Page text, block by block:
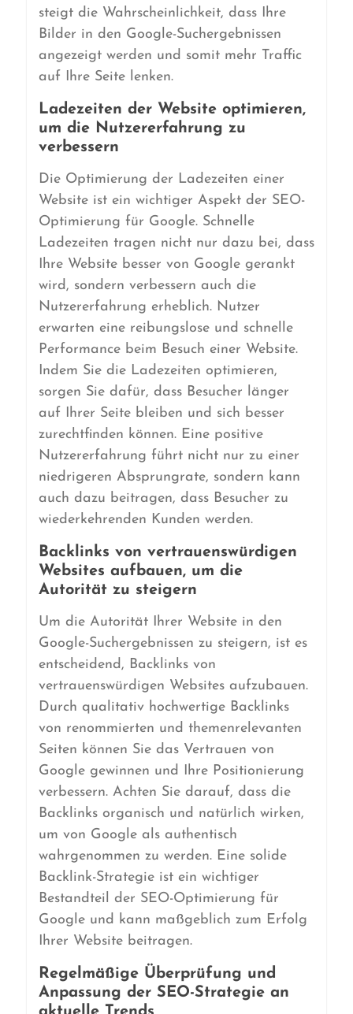
steigt die Wahrscheinlichkeit, dass Ihre
Bilder in den Google-Suchergebnissen
angezeigt werden und somit mehr Traffic
auf Ihre Seite lenken.
Ladezeiten der Website optimieren,
um die Nutzererfahrung zu
verbessern
Die Optimierung der Ladezeiten einer
Website ist ein wichtiger Aspekt der SEO-
Optimierung für Google. Schnelle
Ladezeiten tragen nicht nur dazu bei, dass
Ihre Website besser von Google gerankt
wird, sondern verbessern auch die
Nutzererfahrung erheblich. Nutzer
erwarten eine reibungslose und schnelle
Performance beim Besuch einer Website.
Indem Sie die Ladezeiten optimieren,
sorgen Sie dafür, dass Besucher länger
auf Ihrer Seite bleiben und sich besser
zurechtfinden können. Eine positive
Nutzererfahrung führt nicht nur zu einer
niedrigeren Absprungrate, sondern kann
auch dazu beitragen, dass Besucher zu
wiederkehrenden Kunden werden.
Backlinks von vertrauenswürdigen
Websites aufbauen, um die
Autorität zu steigern
Um die Autorität Ihrer Website in den
Google-Suchergebnissen zu steigern, ist es
entscheidend, Backlinks von
vertrauenswürdigen Websites aufzubauen.
Durch qualitativ hochwertige Backlinks
von renommierten und themenrelevanten
Seiten können Sie das Vertrauen von
Google gewinnen und Ihre Positionierung
verbessern. Achten Sie darauf, dass die
Backlinks organisch und natürlich wirken,
um von Google als authentisch
wahrgenommen zu werden. Eine solide
Backlink-Strategie ist ein wichtiger
Bestandteil der SEO-Optimierung für
Google und kann maßgeblich zum Erfolg
Ihrer Website beitragen.
Regelmäßige Überprüfung und
Anpassung der SEO-Strategie an